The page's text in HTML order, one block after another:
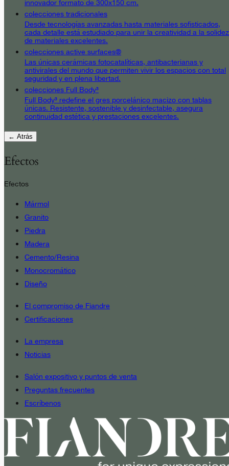
innovador formato de 300x150 cm.
colecciones tradicionales
Desde tecnologías avanzadas hasta materiales sofisticados,
cada detalle está estudiado para unir la creatividad a la solidez
de materiales excelentes.
colecciones active surfaces®
Las únicas cerámicas fotocatalíticas, antibacterianas y
antivirales del mundo que permiten vivir los espacios con total
seguridad y en plena libertad.
colecciones Full Body³
Full Body³ redefine el gres porcelánico macizo con tablas
únicas. Resistente, sostenible y desinfectable, asegura
continuidad estética y prestaciones excelentes.
← Atrás
Efectos
Efectos
Mármol
Granito
Piedra
Madera
Cemento/Resina
Monocromático
Diseño
El compromiso de Fiandre
Certificaciones
La empresa
Noticias
Salón expositivo y puntos de venta
Preguntas frecuentes
Escríbenos